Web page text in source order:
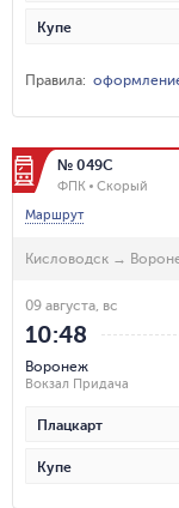
Купе
Правила:
№ 049С
ФПК
Скорый
Маршрут
Кисловодск →
09 августа, вс
10:48
Воронеж
Вокзал Придача
Плацкарт
Купе